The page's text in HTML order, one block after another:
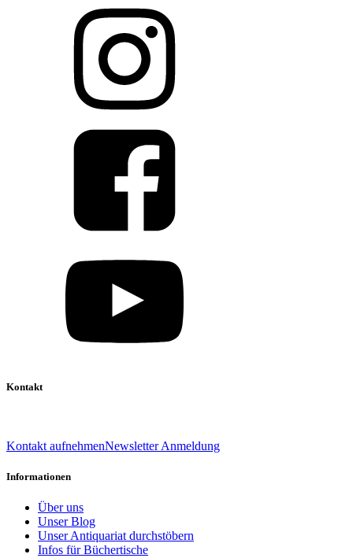
Kontakt
Kontakt aufnehmenNewsletter Anmeldung
Informationen
Über uns
Unser Blog
Unser Antiquariat durchstöbern
Infos für Büchertische